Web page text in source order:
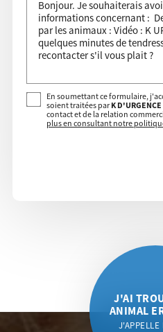
En soumettant ce formulaire,
soient traitées parK D'URGENCE
contact et de la relation
plus en consultant notre
J'AI
ANIMAL
J'APPELLE